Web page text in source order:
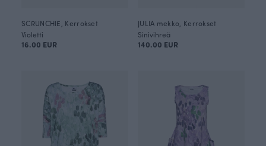
SCRUNCHIE, Kerrokset
Violetti
16.00 EUR
JULIA mekko, Kerrokset
Sinivihreä
140.00 EUR